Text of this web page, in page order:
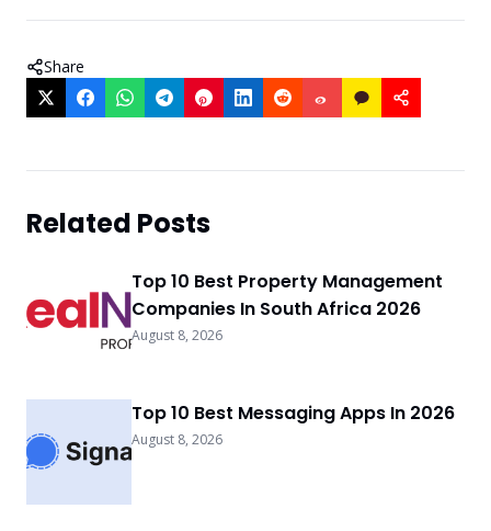
Share
Related Posts
Top 10 Best Property Management
Companies In South Africa 2026
August 8, 2026
Top 10 Best Messaging Apps In 2026
August 8, 2026